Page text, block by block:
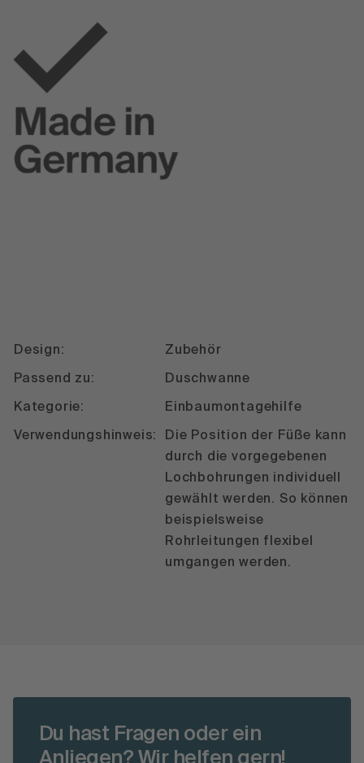
Design: Zubehör
Passend zu: Duschwanne
Kategorie: Einbaumontagehilfe
Verwendungshinweis:
Die Position der Füße kann
durch die vorgegebenen
Lochbohrungen individuell
gewählt werden. So können
beispielsweise
Rohrleitungen flexibel
umgangen werden.
Du hast Fragen oder ein